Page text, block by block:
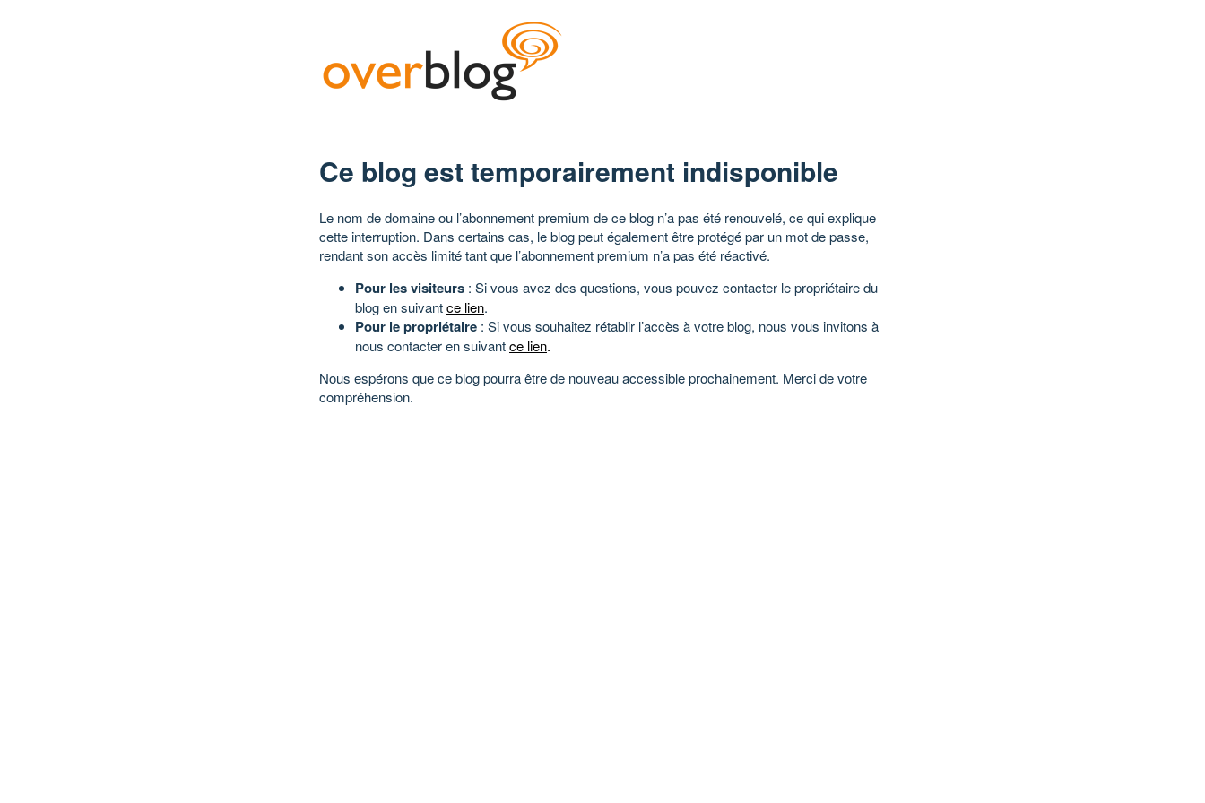
Ce blog est temporairement indisponible
Le nom de domaine ou l’abonnement premium de ce blog n’a pas été renouvelé, ce qui explique
cette interruption. Dans certains cas, le blog peut également être protégé par un mot de passe,
rendant son accès limité tant que l’abonnement premium n’a pas été réactivé.
Pour les visiteurs : Si vous avez des questions, vous pouvez contacter le propriétaire du
blog en suivantce lien.
Pour le propriétaire : Si vous souhaitez rétablir l’accès à votre blog, nous vous invitons à
nous contacter en suivantce lien.
Nous espérons que ce blog pourra être de nouveau accessible prochainement. Merci de votre
compréhension.